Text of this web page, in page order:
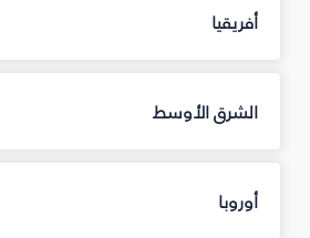
أفريقيا
الشرق الأوسط
أوروبا